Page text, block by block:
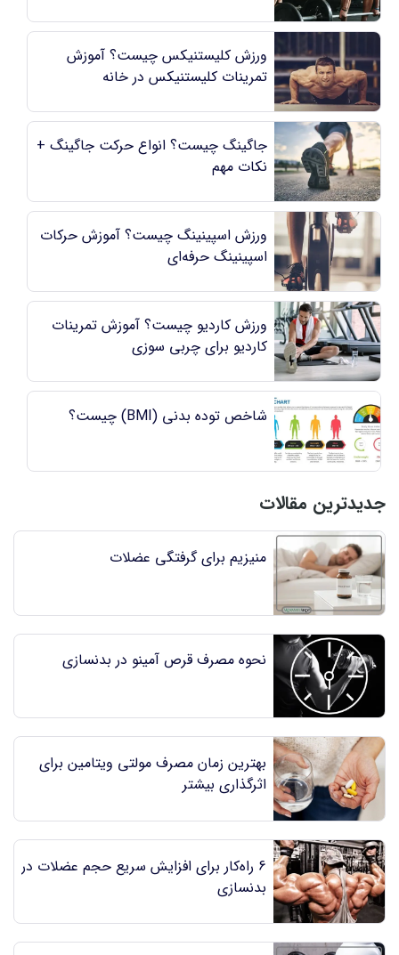
ورزش کلیستنیکس چیست؟‌ آموزش
تمرینات کلیستنیکس در خانه
جاگینگ چیست؟ انواع حرکت جاگینگ +
نکات مهم
ورزش اسپینینگ چیست؟ آموزش حرکات
اسپینینگ حرفه‌ای
ورزش کاردیو چیست؟ آموزش تمرینات
کاردیو برای چربی سوزی
شاخص توده بدنی (BMI) چیست؟
جدیدترین مقالات
منیزیم برای گرفتگی عضلات
نحوه مصرف قرص آمینو در بدنسازی
بهترین زمان مصرف مولتی ویتامین برای
اثرگذاری بیشتر
6 راه‌کار برای افزایش سریع حجم عضلات در
بدنسازی